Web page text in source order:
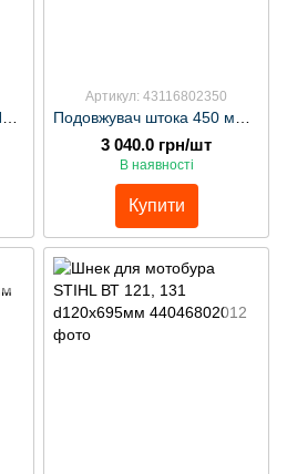
Артикул: 43116802350
3 040.0 грн/шт
В наявності
Купити